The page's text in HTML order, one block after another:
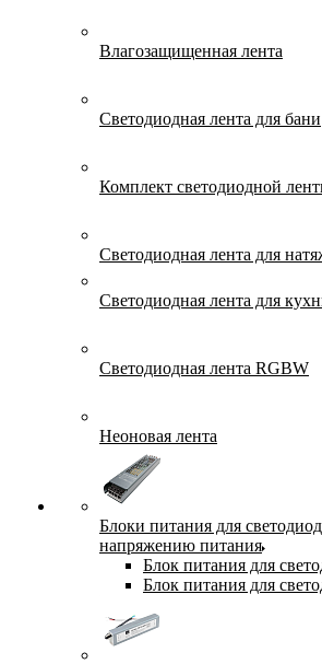
Влагозащищенная лента
Светодиодная лента для бани
Комплект светодиодной
Светодиодная лента для
Светодиодная лента для
Светодиодная лента RGBW
Неоновая лента
Блоки питания для
напряжению питания
Блок питания для
Блок питания для